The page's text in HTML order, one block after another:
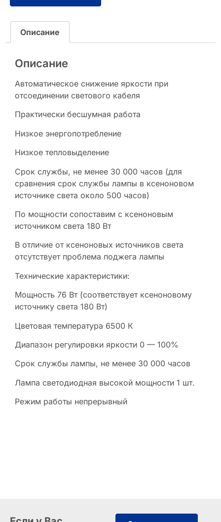
Описание
Описание
Автоматическое снижение яркости при
отсоединении светового кабеля
Практически бесшумная работа
Низкое энергопотребление
Низкое тепловыделение
Срок службы, не менее 30 000 часов (для
сравнения срок службы лампы в ксеноновом
источнике света около 500 часов)
По мощности сопоставим с ксеноновым
источником света 180 Вт
В отличие от ксеноновых источников света
отсутствует проблема поджега лампы
Технические характеристики:
Мощность 76 Вт (соответствует ксеноновому
источнику света 180 Вт)
Цветовая температура 6500 К
Диапазон регулировки яркости 0 — 100%
Срок службы лампы, не менее 30 000 часов
Лампа светодиодная высокой мощности 1 шт.
Режим работы непрерывный